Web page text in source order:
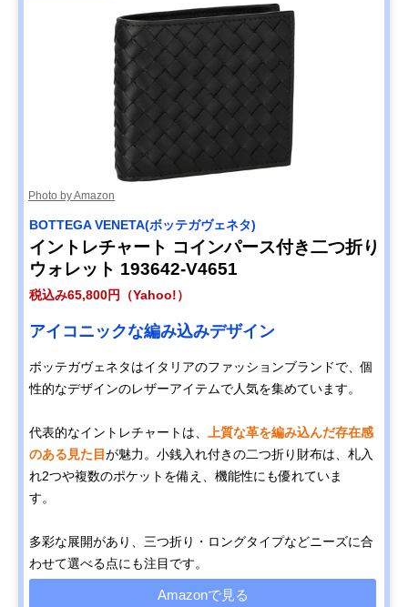
Photo by Amazon
BOTTEGA VENETA(ボッテガヴェネタ)
イントレチャート コインパース付き二つ折り
ウォレット 193642-V4651
税込み65,800円（Yahoo!）
アイコニックな編み込みデザイン
ボッテガヴェネタはイタリアのファッションブランドで、個
性的なデザインのレザーアイテムで人気を集めています。
代表的なイントレチャートは、
上質な革を編み込んだ存在感
のある見た目が魅力。小銭入れ付きの二つ折り財布は、札入
れ2つや複数のポケットを備え、機能性にも優れていま
す。
多彩な展開があり、三つ折り・ロングタイプなどニーズに合
わせて選べる点にも注目です。
Amazonで見る